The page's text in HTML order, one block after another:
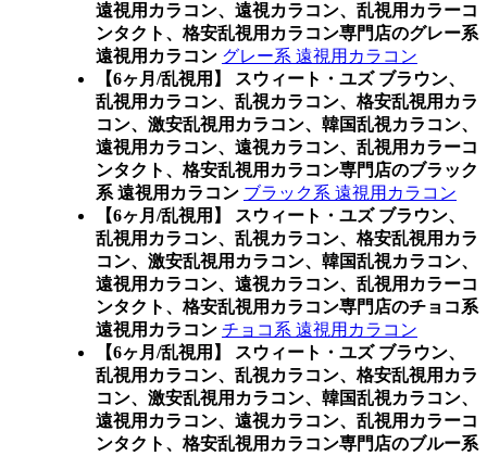
遠視用カラコン、遠視カラコン、乱視用カラーコ
ンタクト、格安乱視用カラコン専門店のグレー系
遠視用カラコン グレー系 遠視用カラコン
【6ヶ月/乱視用】 スウィート・ユズ ブラウン、
乱視用カラコン、乱視カラコン、格安乱視用カラ
コン、激安乱視用カラコン、韓国乱視カラコン、
遠視用カラコン、遠視カラコン、乱視用カラーコ
ンタクト、格安乱視用カラコン専門店のブラック
系 遠視用カラコン ブラック系 遠視用カラコン
【6ヶ月/乱視用】 スウィート・ユズ ブラウン、
乱視用カラコン、乱視カラコン、格安乱視用カラ
コン、激安乱視用カラコン、韓国乱視カラコン、
遠視用カラコン、遠視カラコン、乱視用カラーコ
ンタクト、格安乱視用カラコン専門店のチョコ系
遠視用カラコン チョコ系 遠視用カラコン
【6ヶ月/乱視用】 スウィート・ユズ ブラウン、
乱視用カラコン、乱視カラコン、格安乱視用カラ
コン、激安乱視用カラコン、韓国乱視カラコン、
遠視用カラコン、遠視カラコン、乱視用カラーコ
ンタクト、格安乱視用カラコン専門店のブルー系